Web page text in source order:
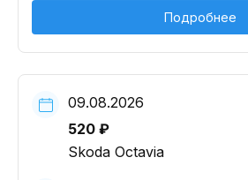
Подробнее
09.08.2026
520 ₽
Skoda Octavia